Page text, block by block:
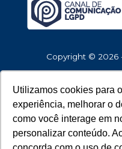
Utilizamos cookies para
experiência, melhorar o
como você interage em
personalizar conteúdo.
Copyright © 2026